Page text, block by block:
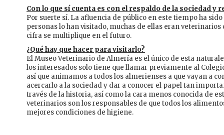
Con lo que sí cuenta es con el respaldo de la sociedad
Por suerte sí. La afluencia de público en este tiempo ha
personas lo han visitado, muchas de ellas eran
cifra se multiplique en el futuro.
¿Qué hay que hacer para visitarlo?
El Museo Veterinario de Almería es el único de esta
los interesados solo tiene que llamar previamente al
así que animamos a todos los almerienses a que vayan a
acercarlo a la sociedad y dar a conocer el papel tan
través de la historia, así como la cara menos conocida de
veterinarios son los responsables de que todos los
mejores condiciones de higiene.